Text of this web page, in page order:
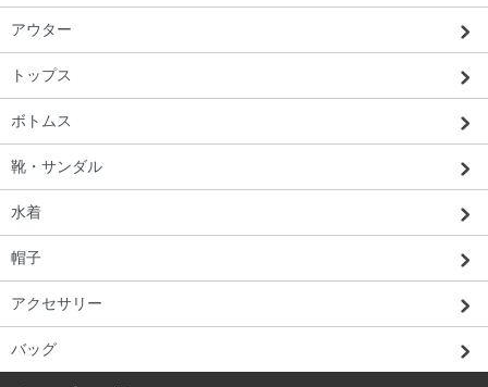
アウター
トップス
ボトムス
靴・サンダル
水着
帽子
アクセサリー
バッグ